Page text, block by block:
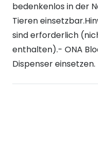
bedenkenlos in der
Tieren
sind erforderlich
enthalten).- ONA
Dispenser einsetzen.